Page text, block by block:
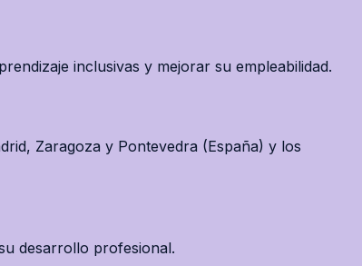
inclusivas y mejorar su empleabilidad.
Zaragoza y Pontevedra (España) y los
desarrollo profesional.